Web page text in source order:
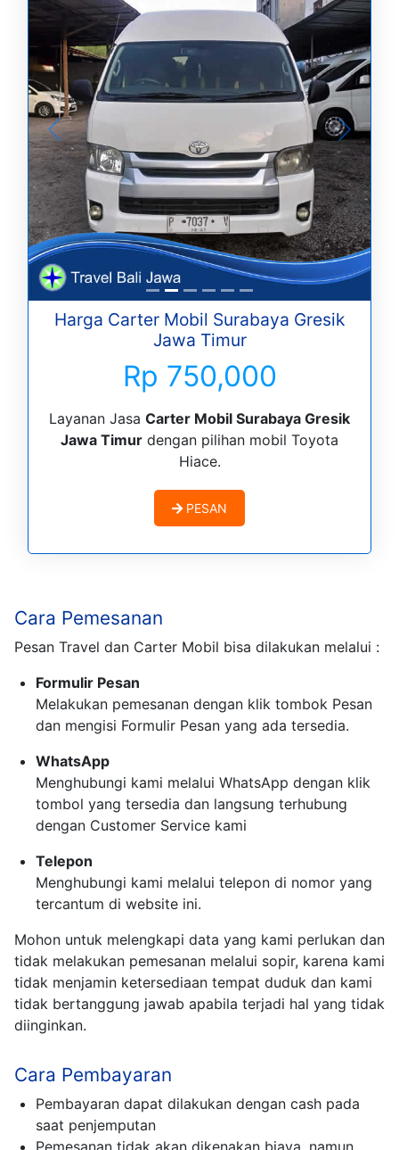
Harga Carter Mobil Surabaya Gresik
Jawa Timur
Rp 750,000
Layanan Jasa Carter Mobil Surabaya Gresik
Jawa Timur dengan pilihan mobil Toyota
Hiace.
PESAN
Cara Pemesanan
Pesan Travel dan Carter Mobil bisa dilakukan melalui :
Formulir Pesan
Melakukan pemesanan dengan klik tombok Pesan
dan mengisi Formulir Pesan yang ada tersedia.
WhatsApp
Menghubungi kami melalui WhatsApp dengan klik
tombol yang tersedia dan langsung terhubung
dengan Customer Service kami
Telepon
Menghubungi kami melalui telepon di nomor yang
tercantum di website ini.
Mohon untuk melengkapi data yang kami perlukan dan
tidak melakukan pemesanan melalui sopir, karena kami
tidak menjamin ketersediaan tempat duduk dan kami
tidak bertanggung jawab apabila terjadi hal yang tidak
diinginkan.
Cara Pembayaran
Pembayaran dapat dilakukan dengan cash pada
saat penjemputan